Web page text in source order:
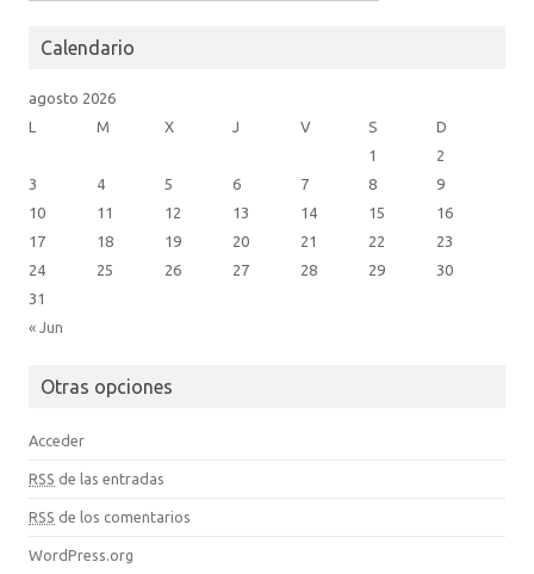
Calendario
agosto 2026
L
M X J V S D
« Jun
1
2
3
4 5 6 7 8
9
10
11 12 13 14 15
16
17
18 19 20 21 22
23
24
25 26 27 28 29
30
31
Otras opciones
Acceder
RSS de las entradas
RSS de los comentarios
WordPress.org